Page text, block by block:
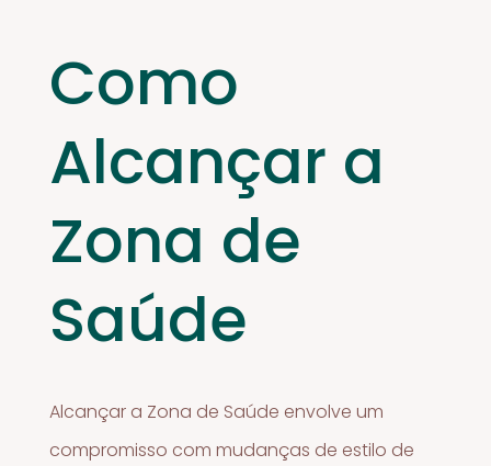
Como
Alcançar a
Zona de
Saúde
Alcançar a Zona de Saúde envolve um
compromisso com mudanças de estilo de